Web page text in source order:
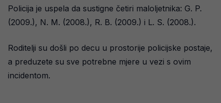
Policija je uspela da sustigne četiri maloljetnika: G. P.
(2009.), N. M. (2008.), R. B. (2009.) i L. S. (2008.).
Roditelji su došli po decu u prostorije policijske postaje,
a preduzete su sve potrebne mjere u vezi s ovim
incidentom.